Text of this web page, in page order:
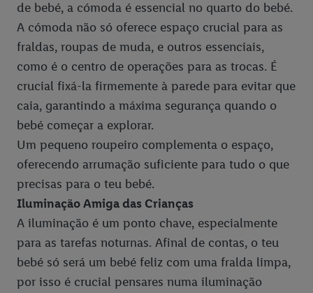
de bebé, a cómoda é essencial no quarto do bebé.
A cómoda não só oferece espaço crucial para as
fraldas, roupas de muda, e outros essenciais,
como é o centro de operações para as trocas. É
crucial fixá-la firmemente à parede para evitar que
caia, garantindo a máxima segurança quando o
bebé começar a explorar.
Um pequeno roupeiro complementa o espaço,
oferecendo arrumação suficiente para tudo o que
precisas para o teu bebé.
Iluminação Amiga das Crianças
A iluminação é um ponto chave, especialmente
para as tarefas noturnas. Afinal de contas, o teu
bebé só será um bebé feliz com uma fralda limpa,
por isso é crucial pensares numa iluminação